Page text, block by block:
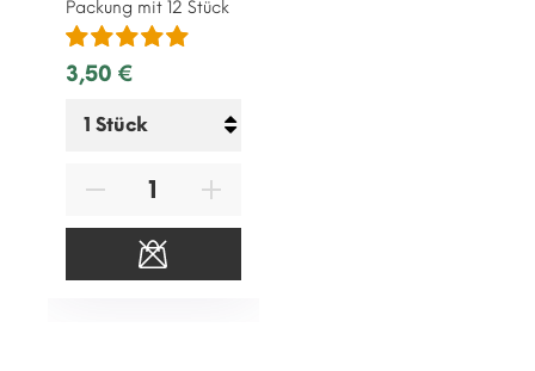
Packung mit 12 Stück
3,50 €